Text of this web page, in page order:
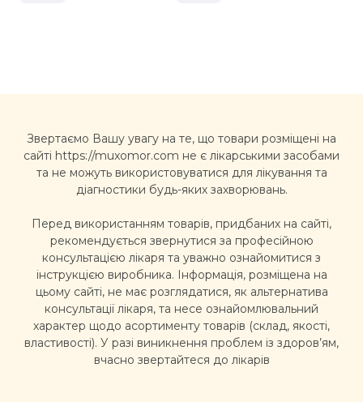
Звертаємо Вашу увагу на те, що товари розміщені на
сайті https://muxomor.com не є лікарськими засобами
та не можуть використовуватися для лікування та
діагностики будь-яких захворювань.
Перед використанням товарів, придбаних на сайті,
рекомендується звернутися за професійною
консультацією лікаря та уважно ознайомитися з
інструкцією виробника. Інформація, розміщена на
цьому сайті, не має розглядатися, як альтернатива
консультації лікаря, та несе ознайомлювальний
характер щодо асортименту товарів (склад, якості,
властивості). У разі виникнення проблем із здоров’ям,
вчасно звертайтеся до лікарів